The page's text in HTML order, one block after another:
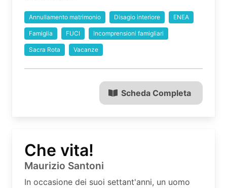
Annullamento matrimonio Disagio interiore ENEA
Famiglia FUCI Incomprensioni famigliari
Sacra Rota Vacanze
Scheda Completa
Che vita!
Maurizio Santoni
In occasione dei suoi settant'anni, un uomo